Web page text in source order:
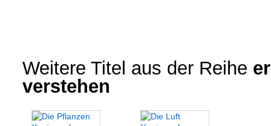
Weitere Titel aus der Reihe
verstehen